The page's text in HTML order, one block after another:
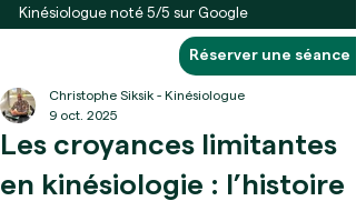
Kinésiologue noté 5/5 sur Google
Réserver une séance
Les croyances limitantes
en kinésiologie : l’histoire
Christophe Siksik - Kinésiologue
9 oct. 2025